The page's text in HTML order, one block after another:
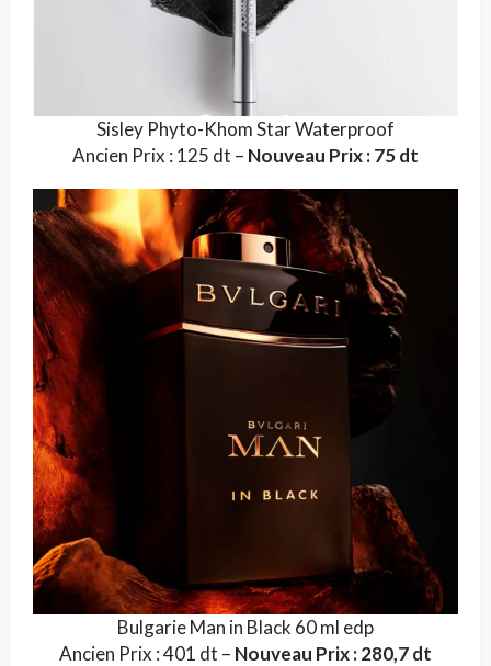
Sisley Phyto-Khom Star Waterproof
Ancien Prix : 125 dt – Nouveau Prix : 75 dt
Bulgarie Man in Black 60 ml edp
Ancien Prix : 401 dt – Nouveau Prix : 280,7 dt